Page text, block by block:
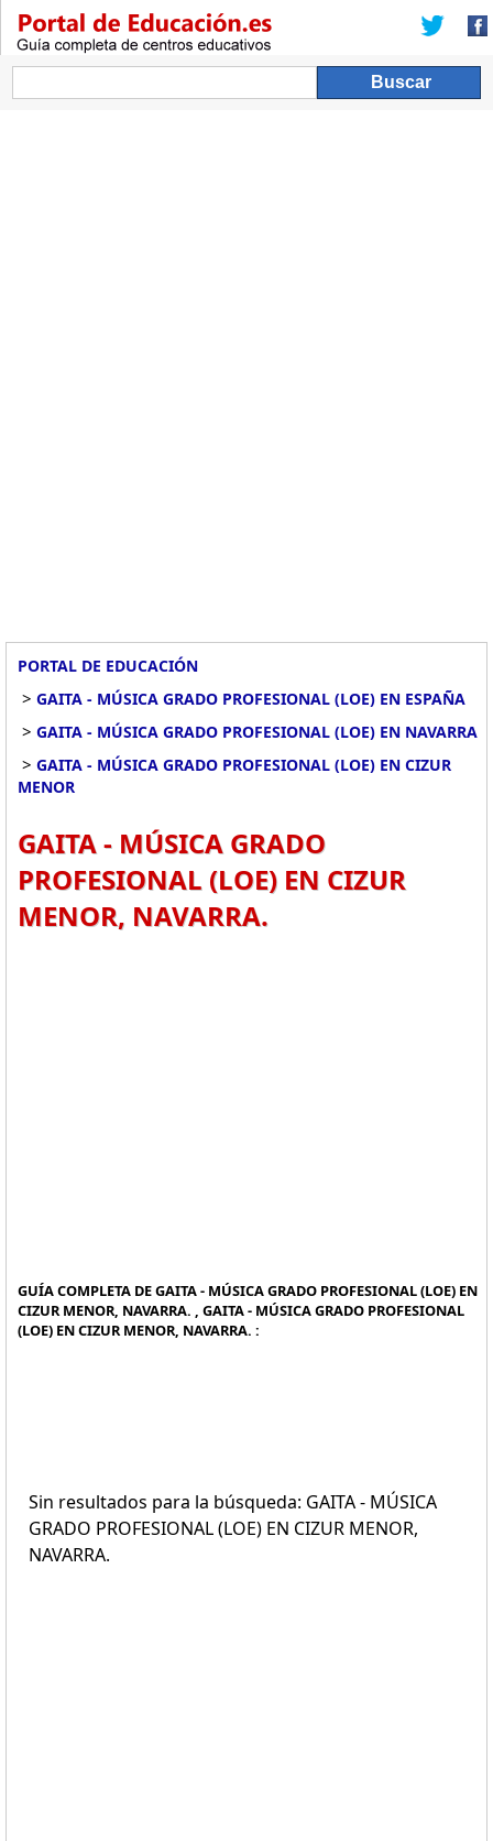
PORTAL DE EDUCACIÓN
> GAITA - MÚSICA GRADO PROFESIONAL (LOE) EN ESPAÑA
> GAITA - MÚSICA GRADO PROFESIONAL (LOE) EN NAVARRA
> GAITA - MÚSICA GRADO PROFESIONAL (LOE) EN CIZUR
MENOR
GAITA - MÚSICA GRADO
PROFESIONAL (LOE) EN CIZUR
MENOR, NAVARRA.
GUÍA COMPLETA DE GAITA - MÚSICA GRADO PROFESIONAL (LOE) EN
CIZUR MENOR, NAVARRA. , GAITA - MÚSICA GRADO PROFESIONAL
(LOE) EN CIZUR MENOR, NAVARRA. :
Sin resultados para la búsqueda: GAITA - MÚSICA
GRADO PROFESIONAL (LOE) EN CIZUR MENOR,
NAVARRA.